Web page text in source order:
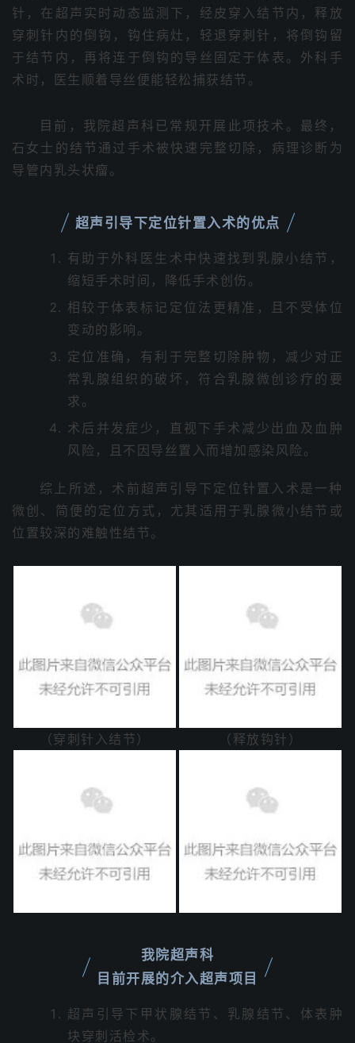
针，在超声实时动态监测下，经皮穿入结节内，释放
穿刺针内的倒钩，钩住病灶，轻退穿刺针，将倒钩留
于结节内，再将连于倒钩的导丝固定于体表。外科手
术时，医生顺着导丝便能轻松捕获结节。
目前，我院超声科已常规开展此项技术。最终，
石女士的结节通过手术被快速完整切除，病理诊断为
导管内乳头状瘤。
超声引导下定位针置入术的优点
有助于外科医生术中快速找到乳腺小结节，
缩短手术时间，降低手术创伤。
相较于体表标记定位法更精准，且不受体位
变动的影响。
定位准确，有利于完整切除肿物，减少对正
常乳腺组织的破坏，符合乳腺微创诊疗的要
求。
术后并发症少，直视下手术减少出血及血肿
风险，且不因导丝置入而增加感染风险。
综上所述，术前超声引导下定位针置入术是一种
微创、简便的定位方式，尤其适用于乳腺微小结节或
位置较深的难触性结节。
（穿刺针入结节） （释放钩针）
我院超声科
目前开展的介入超声项目
超声引导下甲状腺结节、乳腺结节、体表肿
块穿刺活检术。